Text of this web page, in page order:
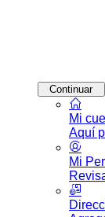
Continuar
Mi
Aquí
Mi